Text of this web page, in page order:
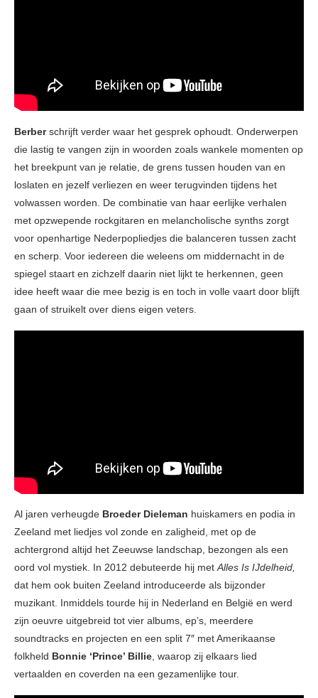
Berberschrijft verder waar het gesprek ophoudt. Onderwerpen
die lastig te vangen zijn in woorden zoals wankele momenten op
het breekpunt van je relatie, de grens tussen houden van en
loslaten en jezelf verliezen en weer terugvinden tijdens het
volwassen worden. De combinatie van haar eerlijke verhalen
met opzwepende rockgitaren en melancholische synths zorgt
voor openhartige Nederpopliedjes die balanceren tussen zacht
en scherp. Voor iedereen die weleens om middernacht in de
spiegel staart en zichzelf daarin niet lijkt te herkennen, geen
idee heeft waar die mee bezig is en toch in volle vaart door blijft
gaan of struikelt over diens eigen veters.
Al jaren verheugde Broeder Dieleman huiskamers en podia in
Zeeland met liedjes vol zonde en zaligheid, met op de
achtergrond altijd het Zeeuwse landschap, bezongen als een
oord vol mystiek. In 2012 debuteerde hij metAlles Is IJdelheid,
dat hem ook buiten Zeeland introduceerde als bijzonder
muzikant. Inmiddels tourde hij in Nederland en België en werd
zijn oeuvre uitgebreid tot vier albums, ep’s, meerdere
soundtracks en projecten en een split 7″ met Amerikaanse
folkheld Bonnie ‘Prince’ Billie, waarop zij elkaars lied
vertaalden en coverden na een gezamenlijke tour.